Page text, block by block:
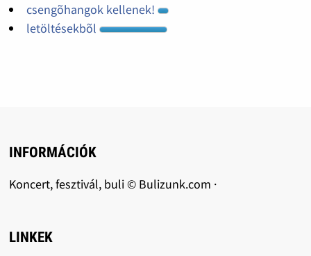
csengõhangok kellenek!
letöltésekbõl
INFORMÁCIÓK
Koncert, fesztivál, buli © Bulizunk.com ·
LINKEK